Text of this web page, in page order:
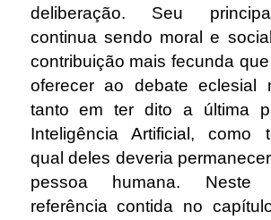
deliberação. Seu
continua sendo moral e
contribuição mais fecunda
oferecer ao debate eclesial
tanto em ter dito a última
Inteligência Artificial, como
qual deles deveria
pessoa humana.
referência contida no